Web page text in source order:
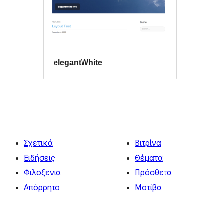
elegantWhite
Σχετικά
Ειδήσεις
Φιλοξενία
Απόρρητο
Βιτρίνα
Θέματα
Πρόσθετα
Μοτίβα